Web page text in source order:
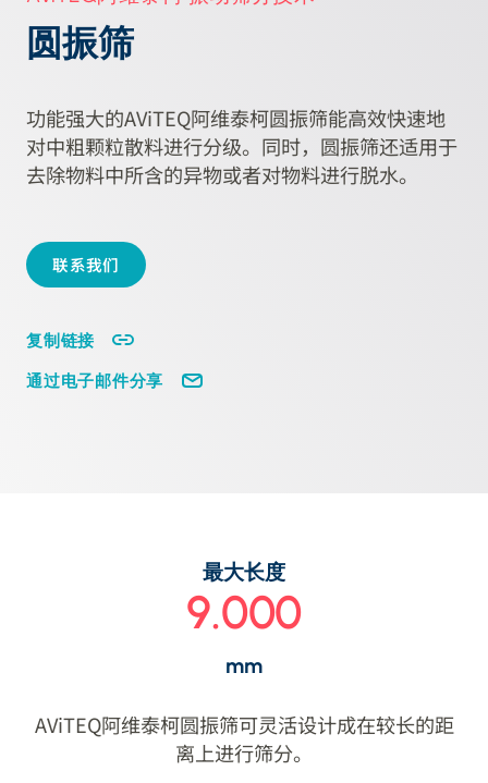
圆振筛
功能强大的AViTEQ阿维泰柯圆振筛能高效快速地
对中粗颗粒散料进行分级。同时，圆振筛还适用于
去除物料中所含的异物或者对物料进行脱水。
联系我们
复制链接
通过电子邮件分享
最大长度
9.000
mm
AViTEQ阿维泰柯圆振筛可灵活设计成在较长的距
离上进行筛分。